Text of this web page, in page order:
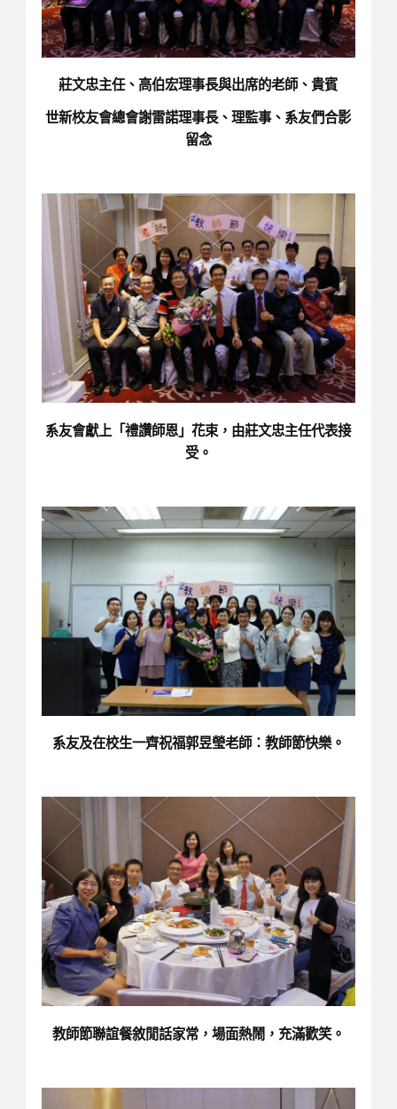
莊文忠主任、高伯宏理事長與出席的老師、貴賓
世新校友會總會謝雷諾理事長、理監事、系友們合影
留念
系友會獻上「禮讚師恩」花束，由莊文忠主任代表接
受。
系友及在校生一齊祝福郭昱瑩老師：教師節快樂。
教師節聯誼餐敘閒話家常，場面熱鬧，充滿歡笑。